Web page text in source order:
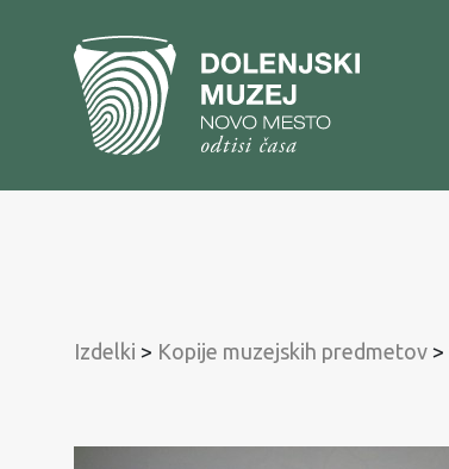
Na
Izdelki > Kopije muzejskih predmetov >